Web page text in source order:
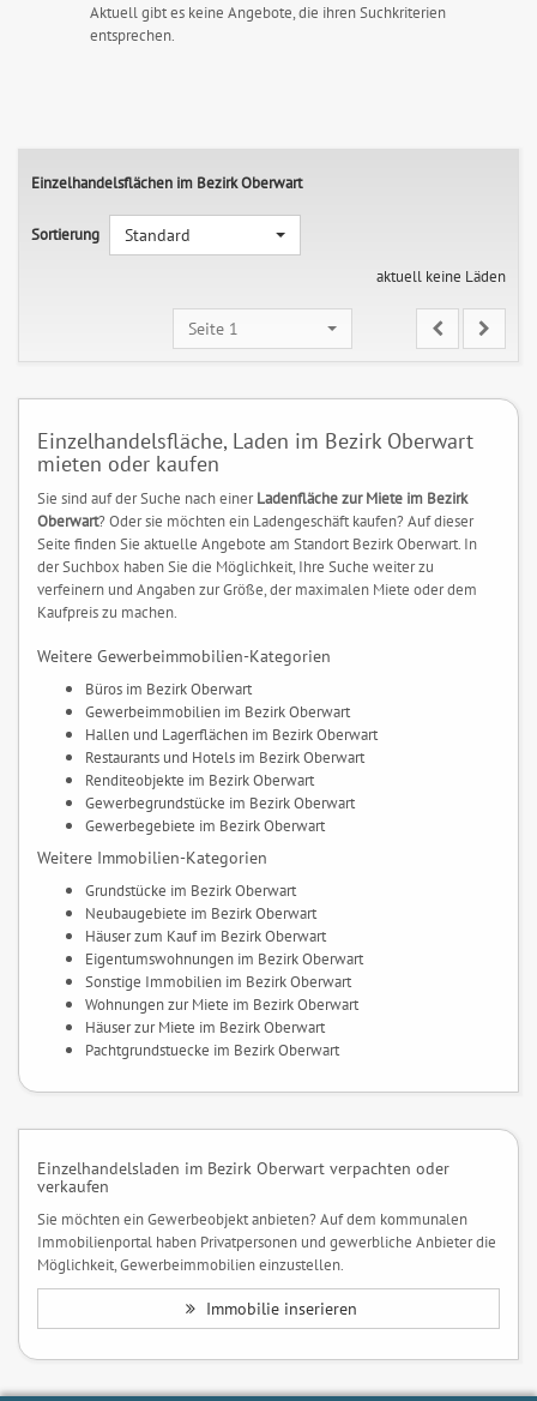
Aktuell gibt es keine Angebote, die ihren Suchkriterien
entsprechen.
Einzelhandelsflächen im Bezirk Oberwart
Sortierung
Standard
aktuell keine Läden
Seite 1
Einzelhandelsfläche, Laden im Bezirk Oberwart
mieten oder kaufen
Sie sind auf der Suche nach einerLadenfläche zur Miete im Bezirk
Oberwart? Oder sie möchten ein Ladengeschäft kaufen? Auf dieser
Seite finden Sie aktuelle Angebote am Standort Bezirk Oberwart. In
der Suchbox haben Sie die Möglichkeit, Ihre Suche weiter zu
verfeinern und Angaben zur Größe, der maximalen Miete oder dem
Kaufpreis zu machen.
Weitere Gewerbeimmobilien-Kategorien
Büros im Bezirk Oberwart
Gewerbeimmobilien im Bezirk Oberwart
Hallen und Lagerflächen im Bezirk Oberwart
Restaurants und Hotels im Bezirk Oberwart
Renditeobjekte im Bezirk Oberwart
Gewerbegrundstücke im Bezirk Oberwart
Gewerbegebiete im Bezirk Oberwart
Weitere Immobilien-Kategorien
Grundstücke im Bezirk Oberwart
Neubaugebiete im Bezirk Oberwart
Häuser zum Kauf im Bezirk Oberwart
Eigentumswohnungen im Bezirk Oberwart
Sonstige Immobilien im Bezirk Oberwart
Wohnungen zur Miete im Bezirk Oberwart
Häuser zur Miete im Bezirk Oberwart
Pachtgrundstuecke im Bezirk Oberwart
Einzelhandelsladen im Bezirk Oberwart verpachten oder
verkaufen
Sie möchten ein Gewerbeobjekt anbieten? Auf dem kommunalen
Immobilienportal haben Privatpersonen und gewerbliche Anbieter die
Möglichkeit, Gewerbeimmobilien einzustellen.
Immobilie inserieren